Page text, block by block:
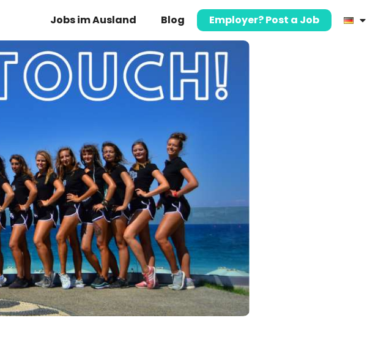
Jobs im Ausland Blog Employer? Post a Job